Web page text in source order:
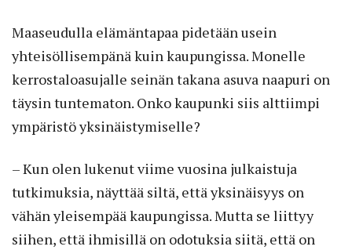
Maaseudulla elämäntapaa pidetään usein
yhteisöllisempänä kuin kaupungissa. Monelle
kerrostaloasujalle seinän takana asuva naapuri on
täysin tuntematon. Onko kaupunki siis alttiimpi
ympäristö yksinäistymiselle?
– Kun olen lukenut viime vuosina julkaistuja
tutkimuksia, näyttää siltä, että yksinäisyys on
vähän yleisempää kaupungissa. Mutta se liittyy
siihen, että ihmisillä on odotuksia siitä, että on